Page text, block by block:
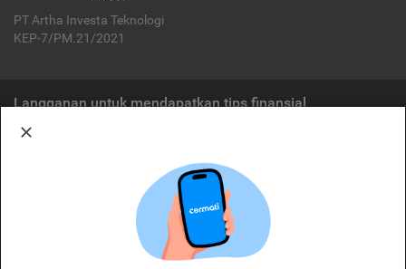
PT Artha Investa Teknologi
KEP-7/PM.21/2021
Langganan untuk mendapatkan tips finansial
Cermati merupakan penyelenggara agregasi jasa keuangan yang terdaftar di
OJK. Oleh karena itu, produk dan/atau layanan jasa keuangan yang
ditawarkan bukan merupakan produk dan/atau layanan jasa keuangan yang
diterbitkan oleh Cermati dan Cermati tidak bertanggung jawab atas tuntutan